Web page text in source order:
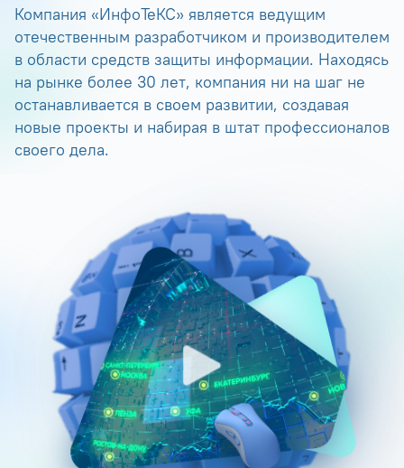
Компания «ИнфоТеКС» является ведущим
отечественным разработчиком и производителем
в области средств защиты информации. Находясь
на рынке более 30 лет, компания ни на шаг не
останавливается в своем развитии, создавая
новые проекты и набирая в штат профессионалов
своего дела.